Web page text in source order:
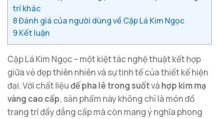
trí khác
8Đánh giá của người dùng về Cặp Lá Kim Ngọc
9 Kết luận
Cặp Lá Kim Ngọc – một kiệt tác nghệ thuật kết hợp
giữa vẻ đẹp thiên nhiên và sự tinh tế của thiết kế hiện
đại. Với chất liệuđế pha lê trong suốtvà hợp kim mạ
vàng cao cấp, sản phẩm này không chỉ là món đồ
trang trí đầy đẳng cấp mà còn mang ý nghĩa phong